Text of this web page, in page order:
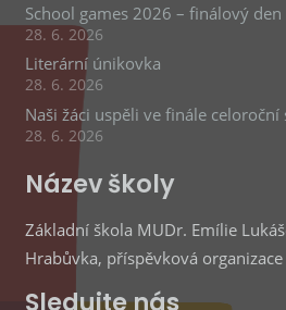
School games 2026 – finálový den
28. 6. 2026
Literární únikovka
28. 6. 2026
Naši žáci uspěli ve finále celoroční
28. 6. 2026
Název školy
Základní škola MUDr. Emílie
Hrabůvka, příspěvková organizace
Sledujte nás